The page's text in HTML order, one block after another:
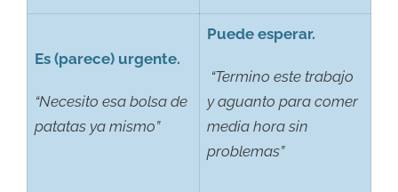
Es (parece) urgente.
“Necesito esa bolsa de
patatas ya mismo”
Puede esperar.
“Termino este trabajo
y aguanto para comer
media hora sin
problemas”